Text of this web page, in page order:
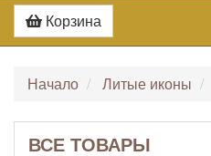
Корзина
Начало Литые иконы
ВСЕ ТОВАРЫ